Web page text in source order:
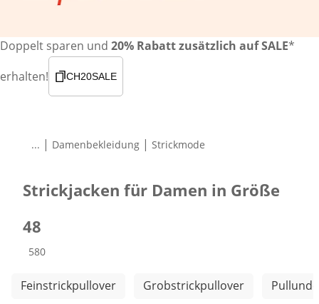
Doppelt sparen und 20% Rabatt zusätzlich auf SALE*
erhalten!
CH20SALE
... | Damenbekleidung | Strickmode
Strickjacken für Damen in Größe
48
Produkte
580
Weitere Kategorien überspringen
Feinstrickpullover Grobstrickpullover